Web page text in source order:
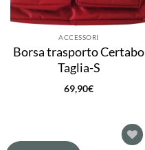
ACCESSORI
Borsa trasporto Certabo
Taglia-S
69,90€